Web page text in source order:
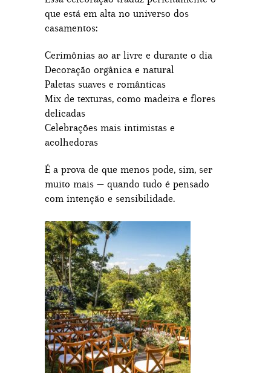
que está em alta no universo dos
casamentos:
Cerimônias ao ar livre e durante o dia
Decoração orgânica e natural
Paletas suaves e românticas
Mix de texturas, como madeira e flores
delicadas
Celebrações mais intimistas e
acolhedoras
É a prova de que menos pode, sim, ser
muito mais — quando tudo é pensado
com intenção e sensibilidade.